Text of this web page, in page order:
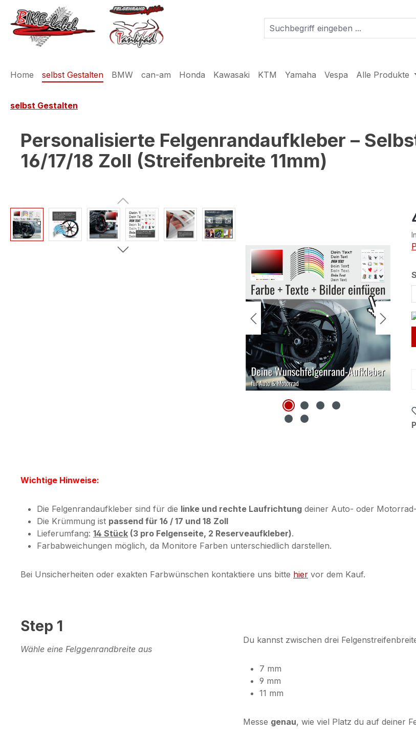
Hauptinhalt springen
Zur Suche springen
Zur Hauptnavigation springen
Home selbst Gestalten BMW can-am Honda Kawasaki KTM Yamaha Vespa Alle Produkte
selbst Gestalten
Personalisierte Felgenrandaufkleber –
16/17/18 Zoll (Streifenbreite 11mm)
Bildergalerie überspringen
Wichtige Hinweise:
Die Felgenrandaufkleber sind für die linke und rechte Laufrichtung deiner Auto- oder
Die Krümmung ist passend für 16 / 17 und 18 Zoll
Lieferumfang: 14 Stück (3 pro Felgenseite, 2 Reserveaufkleber).
Farbabweichungen möglich, da Monitore Farben unterschiedlich darstellen.
Bei Unsicherheiten oder exakten Farbwünschen kontaktiere uns bitte hier vor dem Kauf.
Step 1
Wähle eine Felggenrandbreite aus
Du kannst zwischen drei
7 mm
9 mm
11 mm
Messe genau, wie viel Platz du auf deiner